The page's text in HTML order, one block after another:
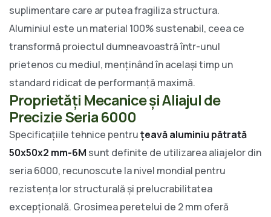
suplimentare care ar putea fragiliza structura.
Aluminiul este un material 100% sustenabil, ceea ce
transformă proiectul dumneavoastră într-unul
prietenos cu mediul, menținând în același timp un
standard ridicat de performanță maximă.
Proprietăți Mecanice și Aliajul de
Precizie Seria 6000
Specificațiile tehnice pentruțeavă aluminiu pătrată
50x50x2 mm-6M sunt definite de utilizarea aliajelor din
seria 6000, recunoscute la nivel mondial pentru
rezistența lor structurală și prelucrabilitatea
excepțională. Grosimea peretelui de 2 mm oferă